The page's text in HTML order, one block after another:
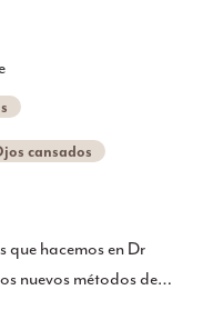
Descubra cómo los
su piel
y radiantes que
cansados
que hacemos en Dr
nuevos métodos de
especialmente